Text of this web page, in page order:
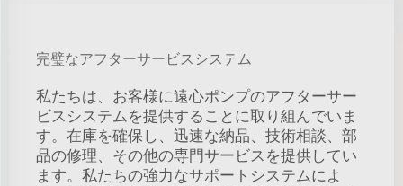
完璧なアフターサービスシステム
私たちは、お客様に遠心ポンプのアフターサー
ビスシステムを提供することに取り組んでいま
す。在庫を確保し、迅速な納品、技術相談、部
品の修理、その他の専門サービスを提供してい
ます。私たちの強力なサポートシステムによ